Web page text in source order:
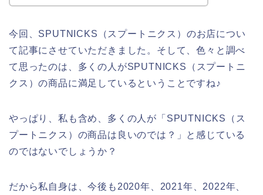
今回、SPUTNICKS（スプートニクス）のお店につい
て記事にさせていただきました。そして、色々と調べ
て思ったのは、多くの人がSPUTNICKS（スプートニ
クス）の商品に満足しているということですね♪
やっぱり、私も含め、多くの人が「SPUTNICKS（ス
プートニクス）の商品は良いのでは？」と感じている
のではないでしょうか？
だから私自身は、今後も2020年、2021年、2022年、